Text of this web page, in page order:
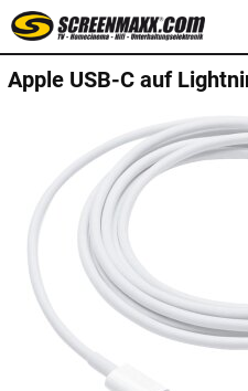
Apple USB-C auf